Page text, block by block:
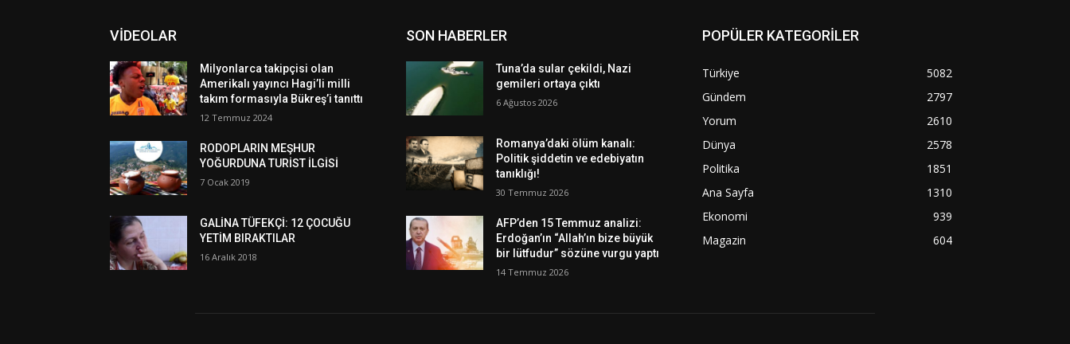
VİDEOLAR
Milyonlarca takipçisi olan
Amerikalı yayıncı Hagi’li milli
takım formasıyla Bükreş’i tanıttı
12 Temmuz 2024
RODOPLARIN MEŞHUR
YOĞURDUNA TURİST İLGİSİ
7 Ocak 2019
GALİNA TÜFEKÇİ: 12 ÇOCUĞU
YETİM BIRAKTILAR
16 Aralık 2018
SON HABERLER
Tuna’da sular çekildi, Nazi
gemileri ortaya çıktı
6 Ağustos 2026
Romanya’daki ölüm kanalı:
Politik şiddetin ve edebiyatın
tanıklığı!
30 Temmuz 2026
AFP’den 15 Temmuz analizi:
Erdoğan’ın “Allah’ın bize büyük
bir lütfudur” sözüne vurgu yaptı
14 Temmuz 2026
POPÜLER KATEGORİLER
Türkiye
5082
Gündem
2797
Yorum
2610
Dünya
2578
Politika
1851
Ana Sayfa
1310
Ekonomi
939
Magazin
604